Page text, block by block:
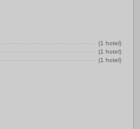
(1 hotel)
(1 hotel)
(1 hotel)